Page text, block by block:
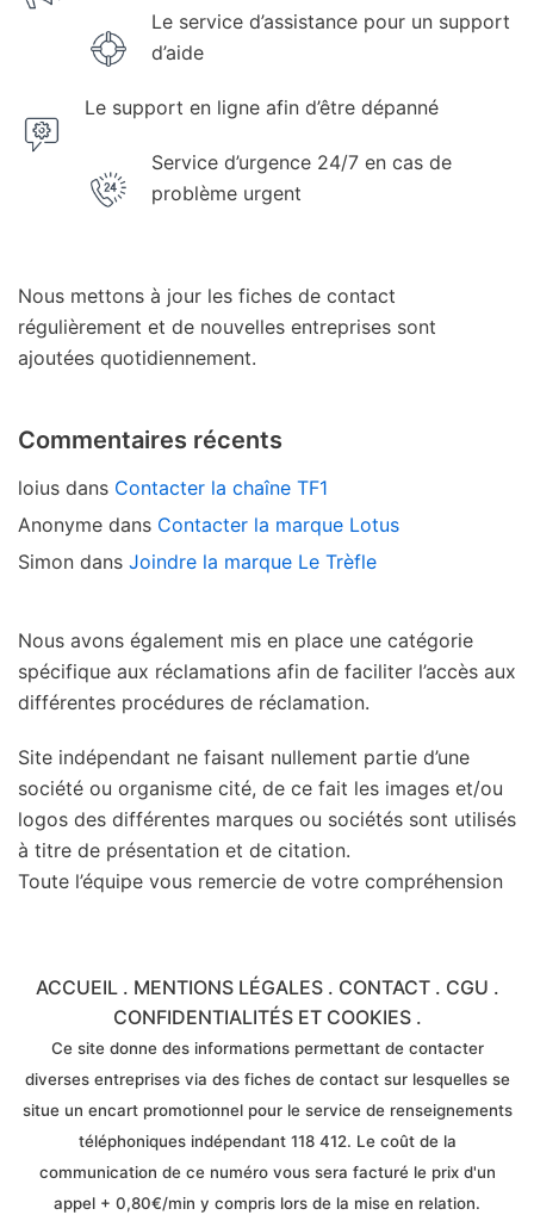
Le service d’assistance pour un support
d’aide
Le support en ligne afin d’être dépanné
Service d’urgence 24/7 en cas de
problème urgent
Nous mettons à jour les fiches de contact
régulièrement et de nouvelles entreprises sont
ajoutées quotidiennement.
Commentaires récents
loius dans Contacter la chaîne TF1
Anonyme dans Contacter la marque Lotus
Simon dans Joindre la marque Le Trèfle
Nous avons également mis en place une catégorie
spécifique aux réclamations afin de faciliter l’accès aux
différentes procédures de réclamation.
Site indépendant ne faisant nullement partie d’une
société ou organisme cité, de ce fait les images et/ou
logos des différentes marques ou sociétés sont utilisés
à titre de présentation et de citation.
Toute l’équipe vous remercie de votre compréhension
ACCUEIL. MENTIONS LÉGALES. CONTACT. CGU .
CONFIDENTIALITÉS ET COOKIES.
Ce site donne des informations permettant de contacter
diverses entreprises via des fiches de contact sur lesquelles se
situe un encart promotionnel pour le service de renseignements
téléphoniques indépendant 118 412. Le coût de la
communication de ce numéro vous sera facturé le prix d'un
appel + 0,80€/min y compris lors de la mise en relation.